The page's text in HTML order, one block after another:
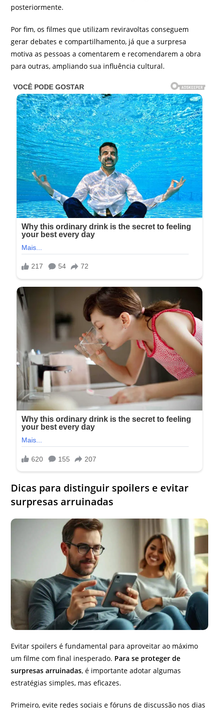
posteriormente.
Por fim, os filmes que utilizam reviravoltas conseguem
gerar debates e compartilhamento, já que a surpresa
motiva as pessoas a comentarem e recomendarem a obra
para outras, ampliando sua influência cultural.
Dicas para distinguir spoilers e evitar
surpresas arruinadas
Evitar spoilers é fundamental para aproveitar ao máximo
um filme com final inesperado. Para se proteger de
surpresas arruinadas, é importante adotar algumas
estratégias simples, mas eficazes.
Primeiro, evite redes sociais e fóruns de discussão nos dias